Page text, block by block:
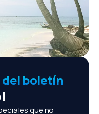
del boletín
que no